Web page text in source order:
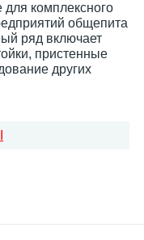
комплексного
общепита
ряд включает
пристенные
других